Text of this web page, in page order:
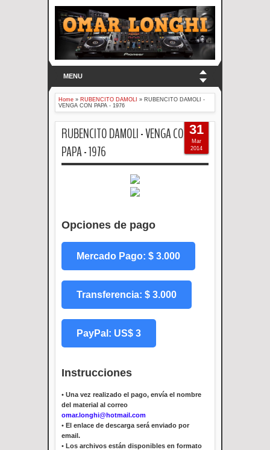
MENU
Home » RUBENCITO DAMOLI » RUBENCITO DAMOLI -
VENGA CON PAPA - 1976
RUBENCITO DAMOLI - VENGA CON
PAPA - 1976
Opciones de pago
Mercado Pago: $ 3.000
Transferencia: $ 3.000
PayPal: US$ 3
Instrucciones
• Una vez realizado el pago, envía el nombre
del material al correo
omar.longhi@hotmail.com
• El enlace de descarga será enviado por
email.
• Los archivos están disponibles en formato
31
Mar
2014